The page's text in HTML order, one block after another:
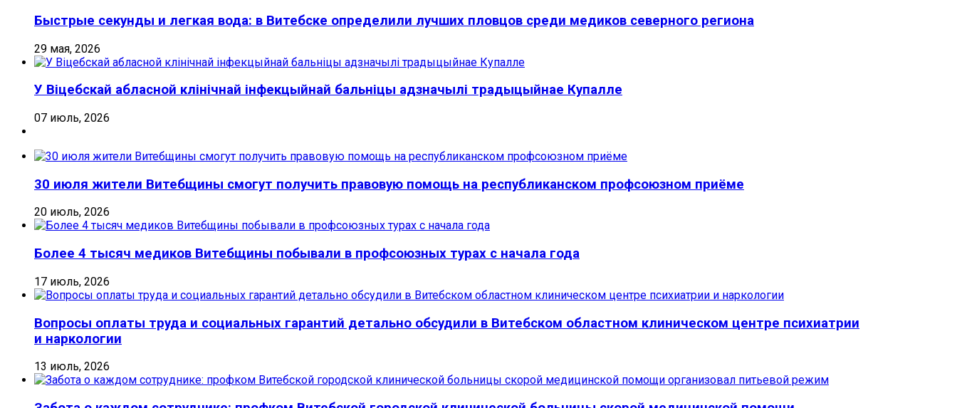
Быстрые секунды и легкая вода: в Витебске определили лучших пловцов среди медиков северного региона
29 мая, 2026
У Віцебскай абласной клінічнай інфекцыйнай бальніцы адзначылі традыцыйнае Купалле
07 июль, 2026
30 июля жители Витебщины смогут получить правовую помощь на республиканском профсоюзном приёме
20 июль, 2026
Более 4 тысяч медиков Витебщины побывали в профсоюзных турах с начала года
17 июль, 2026
Вопросы оплаты труда и социальных гарантий детально обсудили в Витебском областном клиническом центре психиатрии
и наркологии
13 июль, 2026